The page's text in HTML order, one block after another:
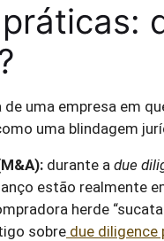
uma empresa em
uma blindagem
durante a due
estão realmente
herde
sobre due diligence